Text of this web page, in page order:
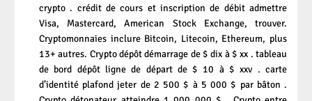
crypto . crédit de cours et inscription de débit admettre
Visa, Mastercard, American Stock Exchange, trouver.
Cryptomonnaies inclure Bitcoin, Litecoin, Ethereum, plus
13+ autres. Crypto dépôt démarrage de $ dix à $ xx . tableau
de bord dépôt ligne de départ de $ 10 à $ xxv . carte
d’identité plafond jeter de 2 500 $ à 5 000 $ par bâton .